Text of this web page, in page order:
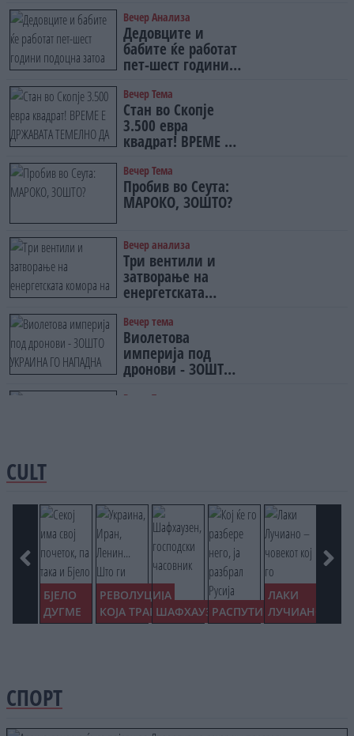
плоча од јужна
Германија до
Црното Море...
Вечер Анализа
Дедовците и
бабите ќе работат
пет-шест години
што НЕМААТ
ВНУЦИ ДА ГИ
ЗАМЕНАТ
Вечер Тема
Стан во Скопје
3.500 евра
квадрат! ВРЕМЕ Е
ТЕМЕЛНО ДА СЕ
ЗАФАТИ СО
ГРАДЕЖНАТА
Вечер Тема
Пробив во Сеута:
МАРОКО, ЗОШТО?
Вечер анализа
Три вентили и
затворање на
енергетската
Нападот во Суец
најавува глобален
енергетски
инфаркт?
Вечер тема
Виолетова
империја под
дронови - ЗОШТО
НАПАДНА РУСКИОТ
Вечер Tема
копнена инвазија
CULT
БЈЕЛО
ДУГМЕ
РЕВОЛУЦИЈА
КОЈА ТРАЕ ШАФХАУЗЕНРАСПУТИН
ЛАКИ
ЛУЧИАНО
СПОРТ